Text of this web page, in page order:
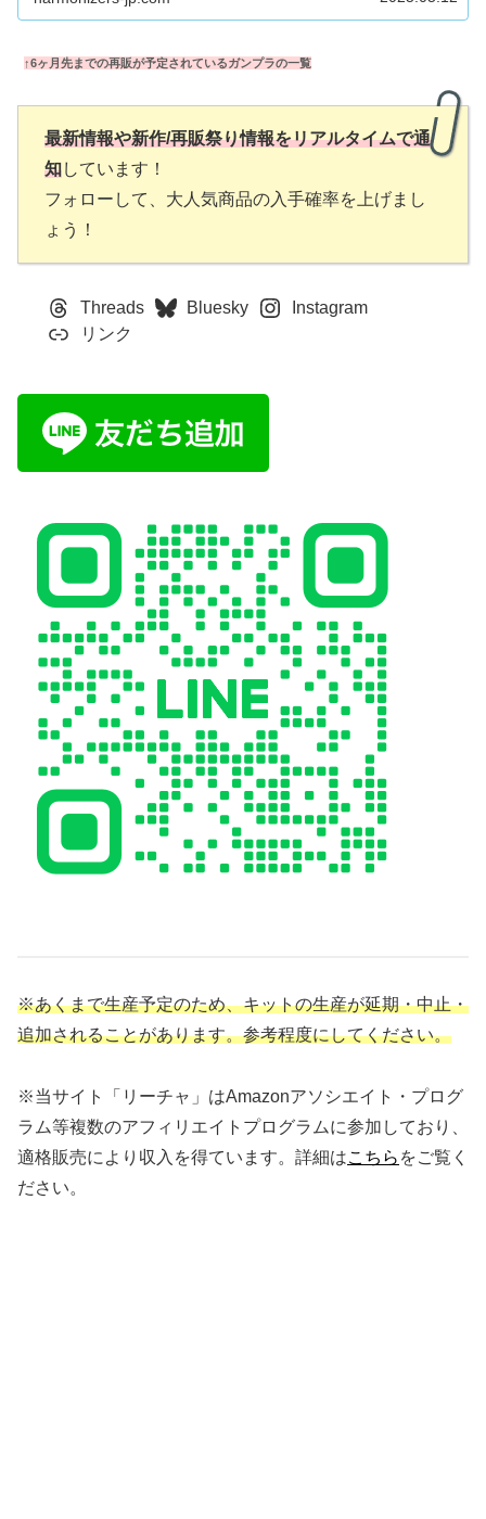
生産予定のため、キットの再生産が延期・中止・追加され
↑6ヶ月先までの再販が予定されているガンプラの一覧
最新情報や新作/再販祭り情報をリアルタイムで通
知しています！
フォローして、大人気商品の入手確率を上げまし
ょう！
Threads Bluesky
Instagram
リンク
※あくまで生産予定のため、キットの生産が延期・中止・
追加されることがあります。参考程度にしてください。
※当サイト「リーチャ」はAmazonアソシエイト・プログ
ラム等複数のアフィリエイトプログラムに参加しており、
適格販売により収入を得ています。詳細はこちら をご覧く
ださい。